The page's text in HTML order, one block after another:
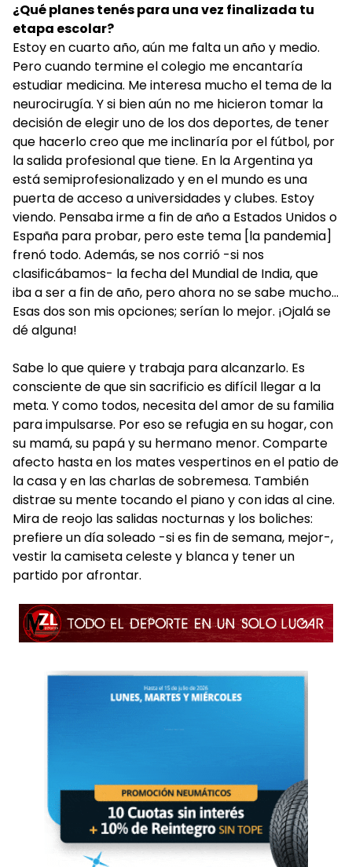
¿Qué planes tenés para una vez finalizada tu
etapa escolar?
Estoy en cuarto año, aún me falta un año y medio.
Pero cuando termine el colegio me encantaría
estudiar medicina. Me interesa mucho el tema de la
neurocirugía. Y si bien aún no me hicieron tomar la
decisión de elegir uno de los dos deportes, de tener
que hacerlo creo que me inclinaría por el fútbol, por
la salida profesional que tiene. En la Argentina ya
está semiprofesionalizado y en el mundo es una
puerta de acceso a universidades y clubes. Estoy
viendo. Pensaba irme a fin de año a Estados Unidos o
España para probar, pero este tema [la pandemia]
frenó todo. Además, se nos corrió -si nos
clasificábamos- la fecha del Mundial de India, que
iba a ser a fin de año, pero ahora no se sabe mucho...
Esas dos son mis opciones; serían lo mejor. ¡Ojalá se
dé alguna!
Sabe lo que quiere y trabaja para alcanzarlo. Es
consciente de que sin sacrificio es difícil llegar a la
meta. Y como todos, necesita del amor de su familia
para impulsarse. Por eso se refugia en su hogar, con
su mamá, su papá y su hermano menor. Comparte
afecto hasta en los mates vespertinos en el patio de
la casa y en las charlas de sobremesa. También
distrae su mente tocando el piano y con idas al cine.
Mira de reojo las salidas nocturnas y los boliches:
prefiere un día soleado -si es fin de semana, mejor-,
vestir la camiseta celeste y blanca y tener un
partido por afrontar.